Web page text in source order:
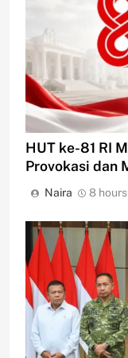
HUT ke-81 RI
Provokasi dan
Naira 8